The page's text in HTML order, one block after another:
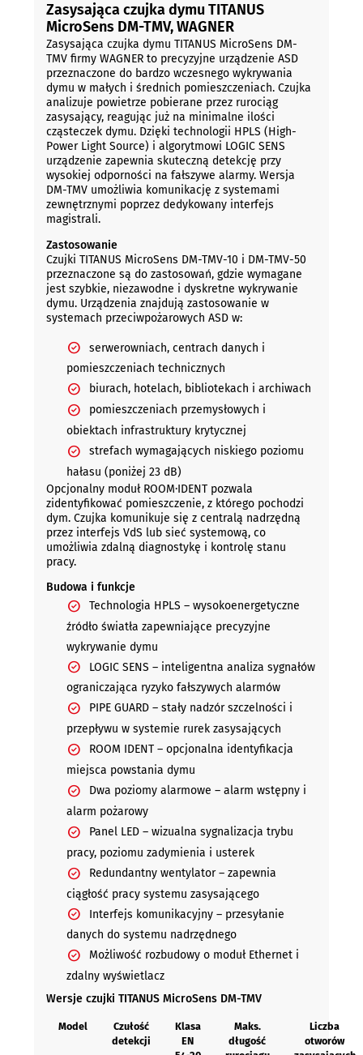
Zasysająca czujka dymu TITANUS
MicroSens DM-TMV, WAGNER
Zasysająca czujka dymu TITANUS MicroSens DM-
TMV firmy WAGNER to precyzyjne urządzenie ASD
przeznaczone do bardzo wczesnego wykrywania
dymu w małych i średnich pomieszczeniach. Czujka
analizuje powietrze pobierane przez rurociąg
zasysający, reagując już na minimalne ilości
cząsteczek dymu. Dzięki technologii HPLS (High-
Power Light Source) i algorytmowi LOGIC SENS
urządzenie zapewnia skuteczną detekcję przy
wysokiej odporności na fałszywe alarmy. Wersja
DM-TMV umożliwia komunikację z systemami
zewnętrznymi poprzez dedykowany interfejs
magistrali.
Zastosowanie
Czujki TITANUS MicroSens DM-TMV-10 i DM-TMV-50
przeznaczone są do zastosowań, gdzie wymagane
jest szybkie, niezawodne i dyskretne wykrywanie
dymu. Urządzenia znajdują zastosowanie w
systemach przeciwpożarowych ASD w:
serwerowniach, centrach danych i
pomieszczeniach technicznych
biurach, hotelach, bibliotekach i archiwach
pomieszczeniach przemysłowych i
obiektach infrastruktury krytycznej
strefach wymagających niskiego poziomu
hałasu (poniżej 23 dB)
Opcjonalny moduł ROOM·IDENT pozwala
zidentyfikować pomieszczenie, z którego pochodzi
dym. Czujka komunikuje się z centralą nadrzędną
przez interfejs VdS lub sieć systemową, co
umożliwia zdalną diagnostykę i kontrolę stanu
pracy.
Budowa i funkcje
Technologia HPLS – wysokoenergetyczne
źródło światła zapewniające precyzyjne
wykrywanie dymu
LOGIC SENS – inteligentna analiza sygnałów
ograniczająca ryzyko fałszywych alarmów
PIPE GUARD – stały nadzór szczelności i
przepływu w systemie rurek zasysających
ROOM IDENT – opcjonalna identyfikacja
miejsca powstania dymu
Dwa poziomy alarmowe – alarm wstępny i
alarm pożarowy
Panel LED – wizualna sygnalizacja trybu
pracy, poziomu zadymienia i usterek
Redundantny wentylator – zapewnia
ciągłość pracy systemu zasysającego
Interfejs komunikacyjny – przesyłanie
danych do systemu nadrzędnego
Możliwość rozbudowy o moduł Ethernet i
zdalny wyświetlacz
Wersje czujki TITANUS MicroSens DM-TMV
Model
Czułość
detekcji
Klasa
EN
Maks.
długość
Liczba
otworów